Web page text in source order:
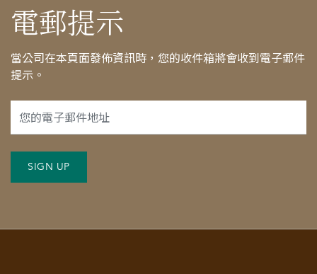
電郵提示
當公司在本頁面發佈資訊時，您的收件箱將會收到電子郵件
提示。